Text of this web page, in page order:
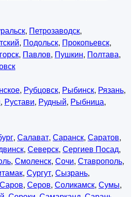
, Петрозаводск,
, Подольск, Прокопьевск,
, Павлов, Пушкин, Полтава,
, Рубцовск, Рыбинск, Рязань,
, Рустави, Рудный, Рыбница,
, Салават, Саранск, Саратов,
, Северск, Сергиев Посад,
, Смоленск, Сочи, Ставрополь,
, Сургут, Сызрань,
Саров, Серов, Соликамск, Сумы,